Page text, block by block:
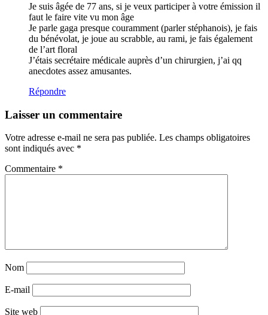
Je suis âgée de 77 ans, si je veux participer à votre émission il
faut le faire vite vu mon âge
Je parle gaga presque couramment (parler stéphanois), je fais
du bénévolat, je joue au scrabble, au rami, je fais également
de l’art floral
J’étais secrétaire médicale auprès d’un chirurgien, j’ai qq
anecdotes assez amusantes.
Répondre
Laisser un commentaire
Votre adresse e-mail ne sera pas publiée. Les champs obligatoires
sont indiqués avec *
Commentaire *
Nom
E-mail
Site web